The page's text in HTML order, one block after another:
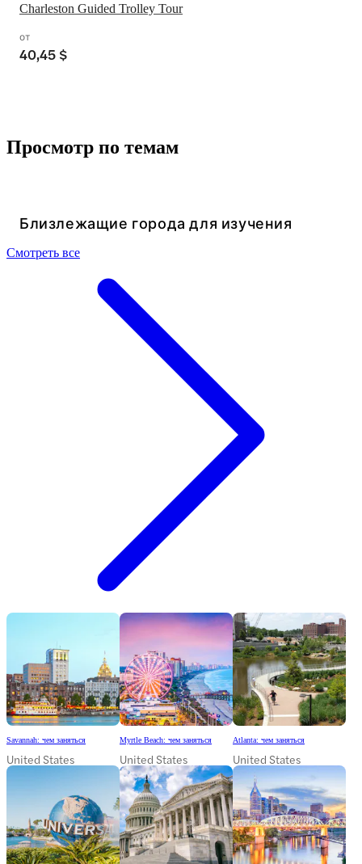
Charleston Guided Trolley Tour
от
40,45 $
Просмотр по темам
Близлежащие города для изучения
Смотреть все
Savannah: чем заняться
United States
Myrtle Beach: чем заняться
United States
Atlanta: чем заняться
United States